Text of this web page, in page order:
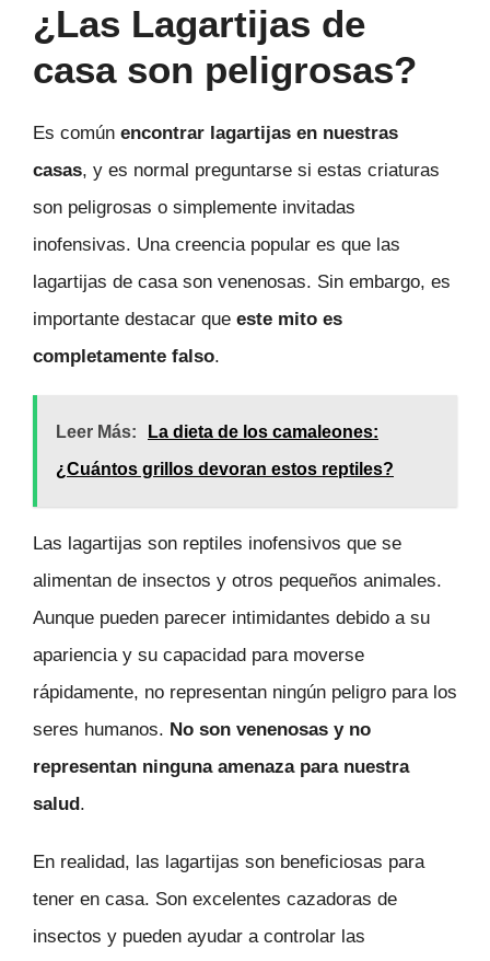
¿Las Lagartijas de
casa son peligrosas?
Es común encontrar lagartijas en nuestras
casas, y es normal preguntarse si estas criaturas
son peligrosas o simplemente invitadas
inofensivas. Una creencia popular es que las
lagartijas de casa son venenosas. Sin embargo, es
importante destacar que este mito es
completamente falso.
Leer Más:
La dieta de los camaleones:
¿Cuántos grillos devoran estos reptiles?
Las lagartijas son reptiles inofensivos que se
alimentan de insectos y otros pequeños animales.
Aunque pueden parecer intimidantes debido a su
apariencia y su capacidad para moverse
rápidamente, no representan ningún peligro para los
seres humanos. No son venenosas y no
representan ninguna amenaza para nuestra
salud .
En realidad, las lagartijas son beneficiosas para
tener en casa. Son excelentes cazadoras de
insectos y pueden ayudar a controlar las